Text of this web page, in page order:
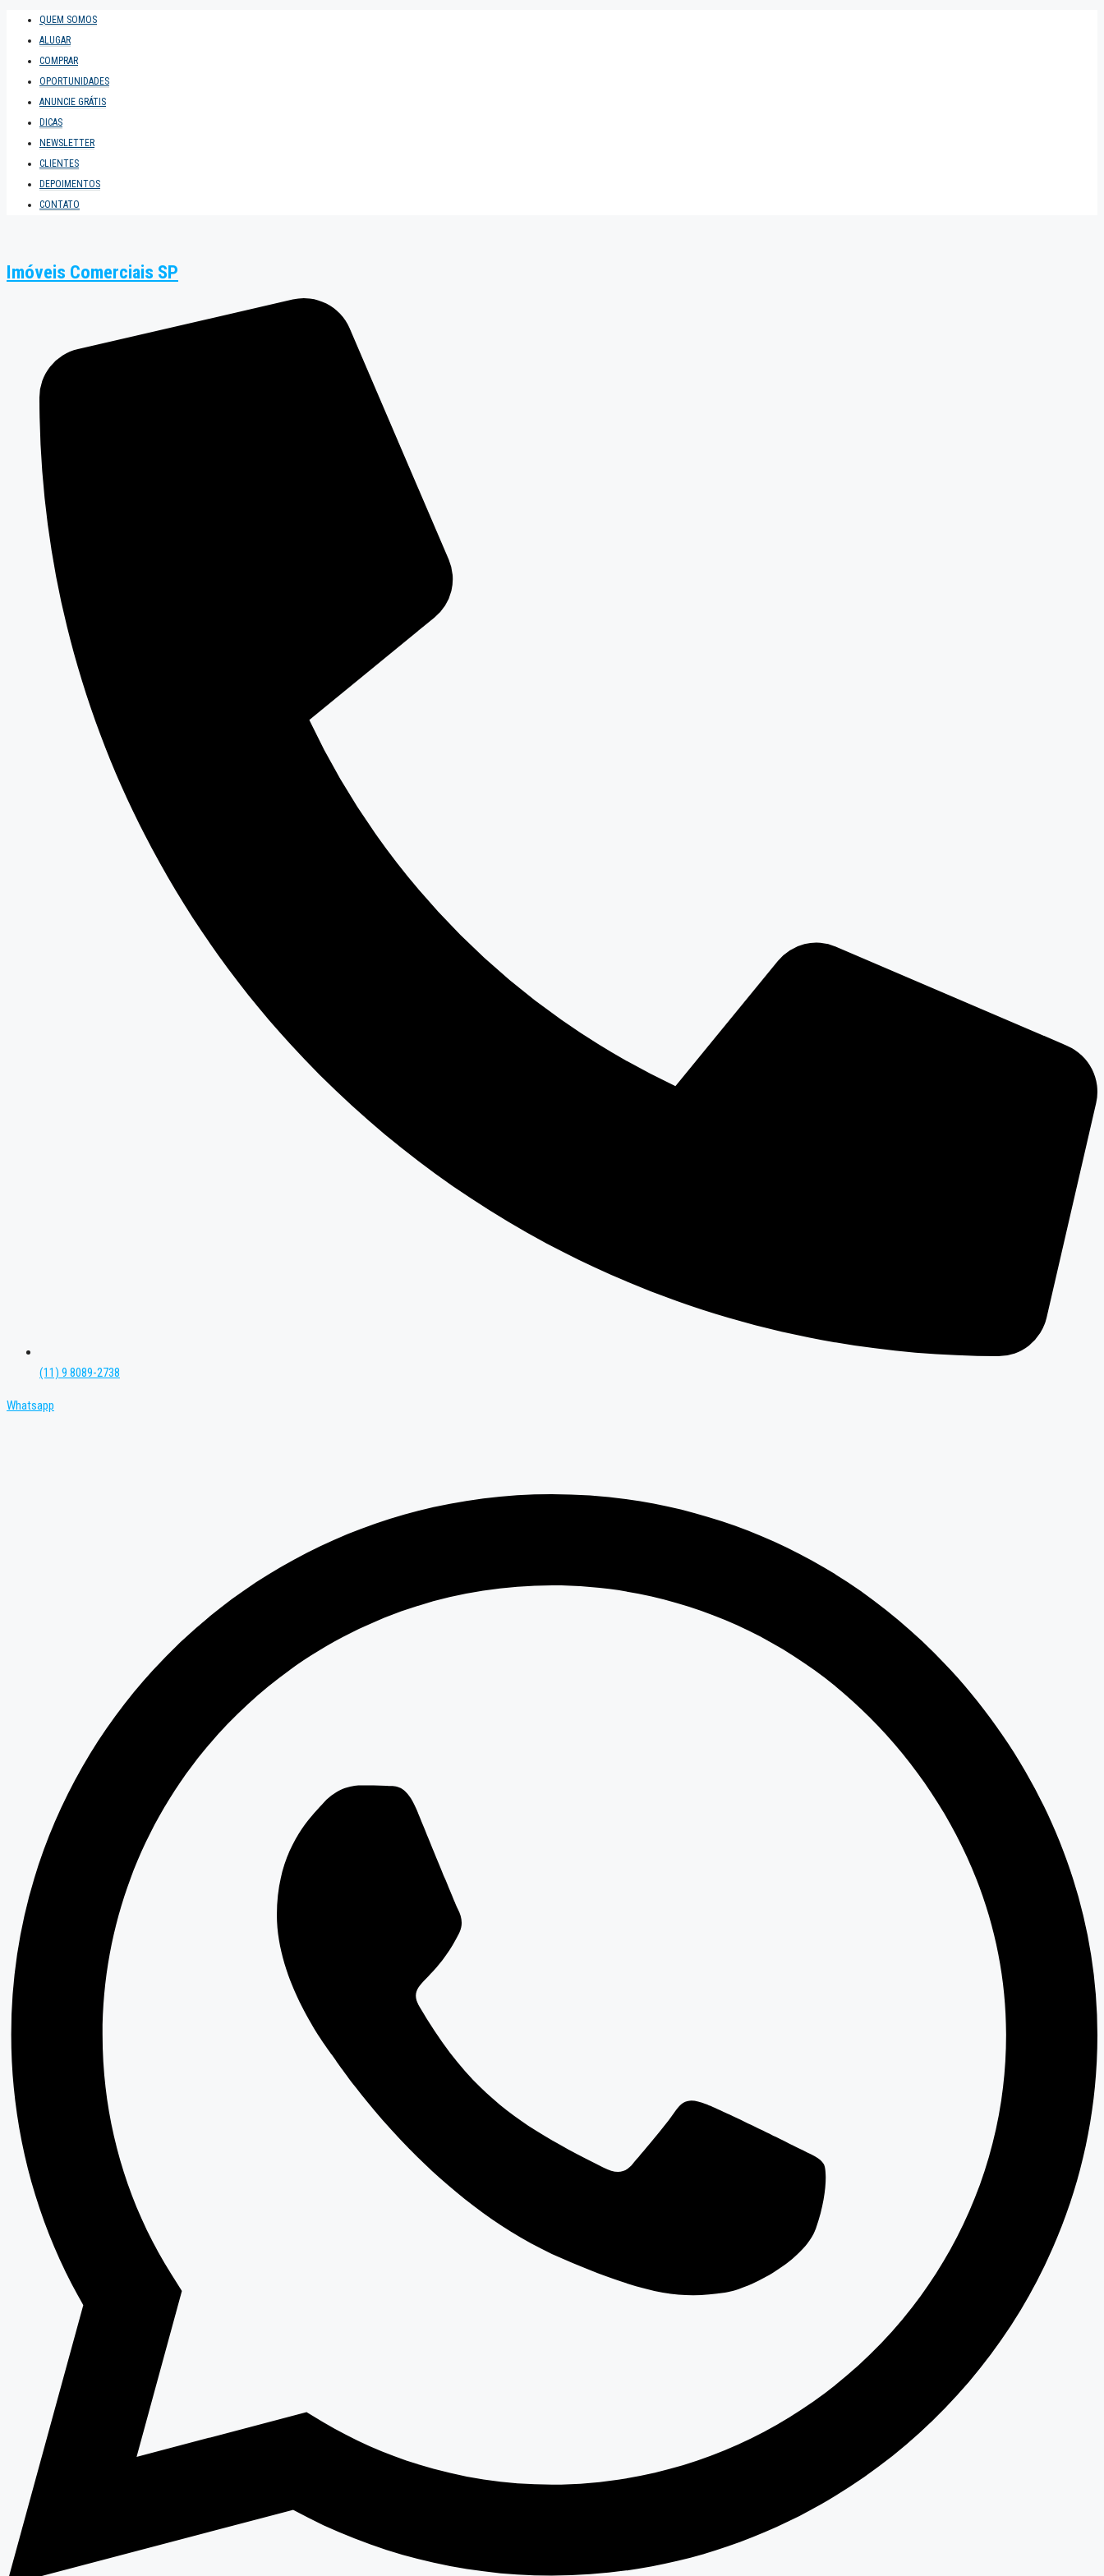
QUEM SOMOS
ALUGAR
COMPRAR
OPORTUNIDADES
ANUNCIE GRÁTIS
DICAS
NEWSLETTER
CLIENTES
DEPOIMENTOS
CONTATO
Imóveis Comerciais SP
(11) 9 8089-2738
Whatsapp